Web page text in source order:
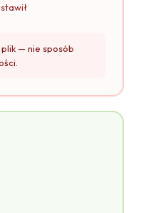
— nie sposób